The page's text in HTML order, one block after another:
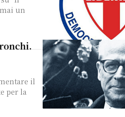
un
il
per la